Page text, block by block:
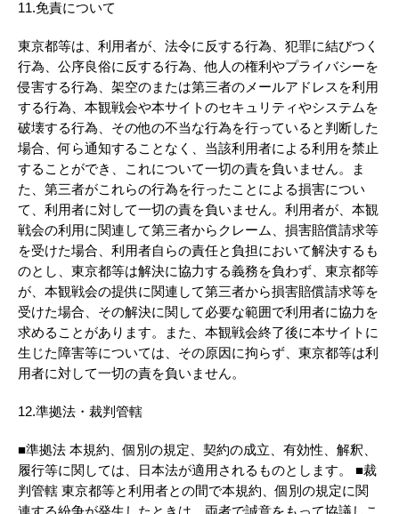
11.免責について
東京都等は、利用者が、法令に反する行為、犯罪に結びつく
行為、公序良俗に反する行為、他人の権利やプライバシーを
侵害する行為、架空のまたは第三者のメールアドレスを利用
する行為、本観戦会や本サイトのセキュリティやシステムを
破壊する行為、その他の不当な行為を行っていると判断した
場合、何ら通知することなく、当該利用者による利用を禁止
することができ、これについて一切の責を負いません。ま
た、第三者がこれらの行為を行ったことによる損害につい
て、利用者に対して一切の責を負いません。利用者が、本観
戦会の利用に関連して第三者からクレーム、損害賠償請求等
を受けた場合、利用者自らの責任と負担において解決するも
のとし、東京都等は解決に協力する義務を負わず、東京都等
が、本観戦会の提供に関連して第三者から損害賠償請求等を
受けた場合、その解決に関して必要な範囲で利用者に協力を
求めることがあります。また、本観戦会終了後に本サイトに
生じた障害等については、その原因に拘らず、東京都等は利
用者に対して一切の責を負いません。
12.準拠法・裁判管轄
■準拠法 本規約、個別の規定、契約の成立、有効性、解釈、
履行等に関しては、日本法が適用されるものとします。 ■裁
判管轄 東京都等と利用者との間で本規約、個別の規定に関